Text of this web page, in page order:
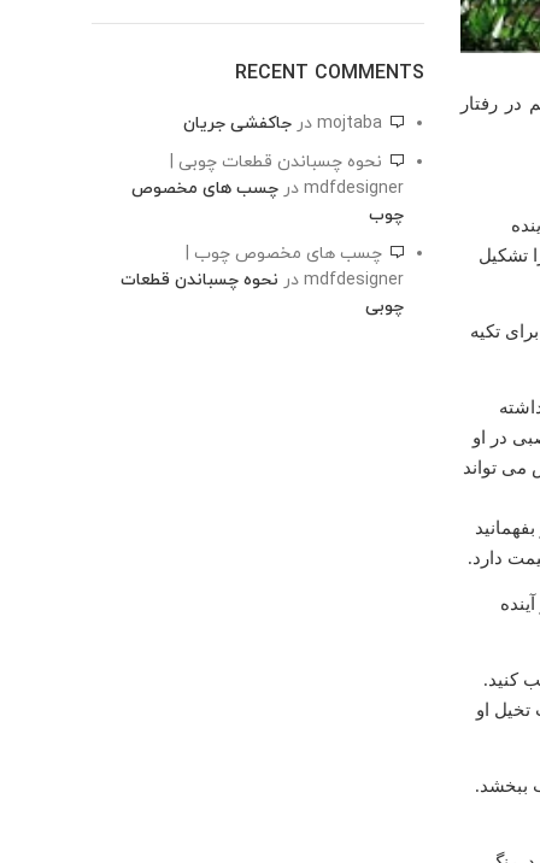
در رفتار
تشکیل
تکیه
در او
می تواند
دارد.
کنید.
او
ببخشد.
RECENT COMMENTS
mojtaba درجاکفشی جریان
نحوه چسباندن قطعات چوبی |
mdfdesigner درچسب های مخصوص
چوب
چسب های مخصوص چوب |
mdfdesigner در نحوه چسباندن قطعات
چوبی